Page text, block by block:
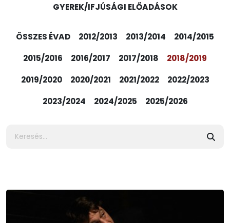
GYEREK/IFJÚSÁGI ELŐADÁSOK
ÖSSZES ÉVAD 2012/2013 2013/2014
2014/2015
2015/2016
2016/2017 2017/2018
2018/2019
2019/2020
2020/2021 2021/2022
2022/2023
2023/2024
2024/2025 2025/2026